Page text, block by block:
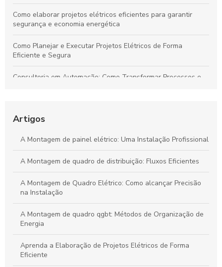
Como elaborar projetos elétricos eficientes para garantir
segurança e economia energética
Como Planejar e Executar Projetos Elétricos de Forma
Eficiente e Segura
Consultoria em Automação: Como Transformar Processos e
na Sua Indústria
Transforme Seu Negócio e Maximize a Eficiência com
Consultoria em Automação
Guia Definitivo para Criar Projetos Elétricos Sustentáveis e de
Alta Eficiência
Artigos
A Montagem de painel elétrico: Uma Instalação Profissional
A Montagem de quadro de distribuição: Fluxos Eficientes
A Montagem de Quadro Elétrico: Como alcançar Precisão
na Instalação
A Montagem de quadro qgbt: Métodos de Organização de
Energia
Aprenda a Elaboração de Projetos Elétricos de Forma
Eficiente